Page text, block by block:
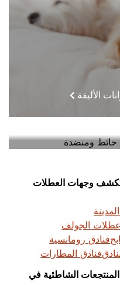
الأليفة
استكشف وجهات العطلات
عطلات الجولف
فنادق رومانسية
فنادق المطارات
الشاطئية في